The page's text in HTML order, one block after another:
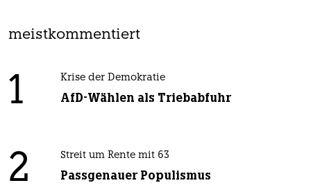
meistkommentiert
1 Krise der Demokratie
AfD-Wählen als Triebabfuhr
2 Streit um Rente mit 63
Passgenauer Populismus